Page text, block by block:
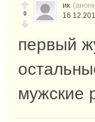
0
ик
первый
мужские